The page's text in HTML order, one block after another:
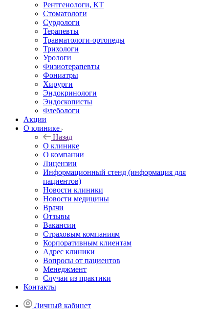
Рентгенологи, КТ
Стоматологи
Сурдологи
Терапевты
Травматологи-ортопеды
Трихологи
Урологи
Физиотерапевты
Фониатры
Хирурги
Эндокринологи
Эндоскописты
Флебологи
Акции
О клинике
Назад
О клинике
О компании
Лицензии
Информационный стенд (информация для
пациентов)
Новости клиники
Новости медицины
Врачи
Отзывы
Вакансии
Страховым компаниям
Корпоративным клиентам
Адрес клиники
Вопросы от пациентов
Менеджмент
Случаи из практики
Контакты
Личный кабинет